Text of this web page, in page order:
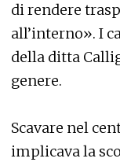
di rendere
all’interno». I
della ditta
genere.
Scavare nel
implicava la